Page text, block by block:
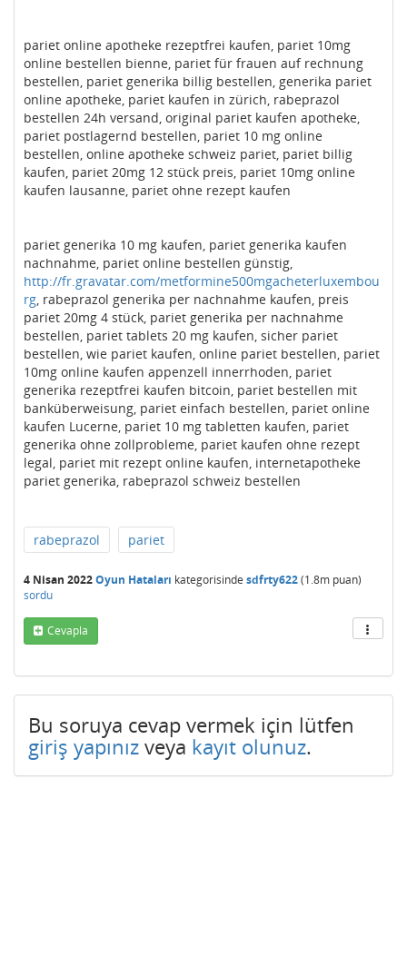
pariet online apotheke rezeptfrei kaufen, pariet 10mg
online bestellen bienne, pariet für frauen auf rechnung
bestellen, pariet generika billig bestellen, generika pariet
online apotheke, pariet kaufen in zürich, rabeprazol
bestellen 24h versand, original pariet kaufen apotheke,
pariet postlagernd bestellen, pariet 10 mg online
bestellen, online apotheke schweiz pariet, pariet billig
kaufen, pariet 20mg 12 stück preis, pariet 10mg online
kaufen lausanne, pariet ohne rezept kaufen
pariet generika 10 mg kaufen, pariet generika kaufen
nachnahme, pariet online bestellen günstig,
http://fr.gravatar.com/metformine500mgacheterluxembou
rg , rabeprazol generika per nachnahme kaufen, preis
pariet 20mg 4 stück, pariet generika per nachnahme
bestellen, pariet tablets 20 mg kaufen, sicher pariet
bestellen, wie pariet kaufen, online pariet bestellen, pariet
10mg online kaufen appenzell innerrhoden, pariet
generika rezeptfrei kaufen bitcoin, pariet bestellen mit
banküberweisung, pariet einfach bestellen, pariet online
kaufen Lucerne, pariet 10 mg tabletten kaufen, pariet
generika ohne zollprobleme, pariet kaufen ohne rezept
legal, pariet mit rezept online kaufen, internetapotheke
pariet generika, rabeprazol schweiz bestellen
rabeprazol pariet
4 Nisan 2022Oyun Hataları kategorisinde sdfrty622(1.8m puan)
sordu
Cevapla
Bu soruya cevap vermek için lütfen
giriş yapınız veya kayıt olunuz.